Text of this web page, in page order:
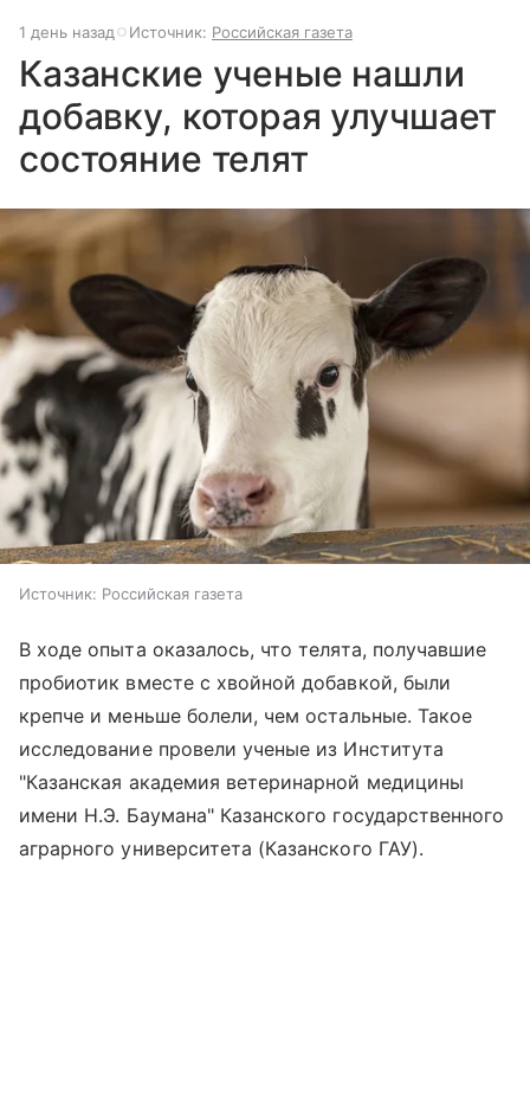
1 день назад Источник: Российская газета
Казанские ученые нашли
добавку, которая улучшает
состояние телят
Источник: Российская газета
В ходе опыта оказалось, что телята, получавшие
пробиотик вместе с хвойной добавкой, были
крепче и меньше болели, чем остальные. Такое
исследование провели ученые из Института
"Казанская академия ветеринарной медицины
имени Н.Э. Баумана" Казанского государственного
аграрного университета (Казанского ГАУ).